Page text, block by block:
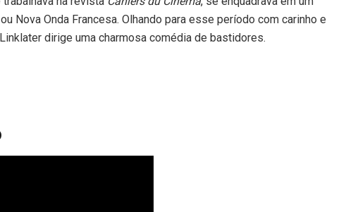
Nova Onda Francesa. Olhando para esse período com carinho e
dirige uma charmosa comédia de bastidores.